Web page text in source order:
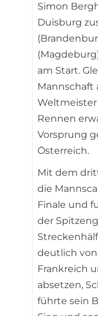
Simon
Duisburg
am Start.
Mannschaft
Weltmeister
Rennen
Vorsprung
Österreich.
Mit dem
die
Finale und
der
deutlich
Frankreich
absetzen,
führte sein